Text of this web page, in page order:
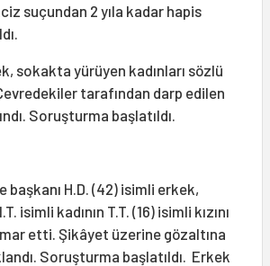
suçundan 2 yıla kadar hapis
sokakta yürüyen kadınları sözlü
tarafından darp edilen
Soruşturma başlatıldı.
başkanı H.D. (42) isimli erkek,
isimli kadının T.T. (16) isimli kızını
etti. Şikâyet üzerine gözaltına
Soruşturma başlatıldı. Erkek